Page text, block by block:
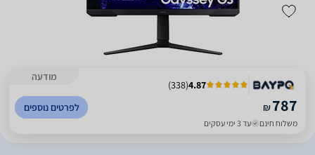
מודעה
4.87
(
338
)
₪787
משלוח חינם עד 3 ימי עסקים
לפרטים נוספים